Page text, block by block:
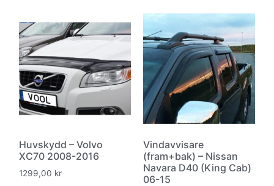
Huvskydd – Volvo
XC70 2008-2016
1299,00 kr
Vindavvisare
(fram+bak) – Nissan
Navara D40 (King Cab)
06-15